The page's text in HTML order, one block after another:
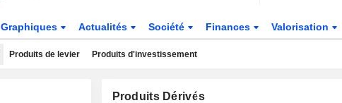
Graphiques Actualités Société Finances Valorisation
Produits de levier Produits d'investissement
Produits Dérivés